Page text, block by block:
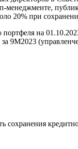
менеджменте,
при
на
9М2023